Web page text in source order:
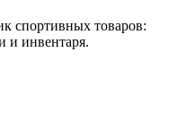
спортивных товаров:
и инвентаря.